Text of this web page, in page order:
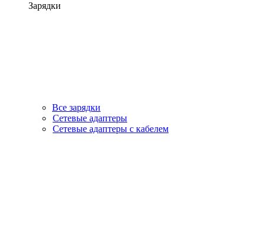
Зарядки
Все зарядки
Сетевые адаптеры
Сетевые адаптеры с кабелем